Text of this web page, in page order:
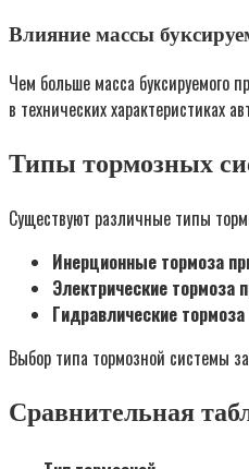
Влияние массы
Чем больше масса буксируемого
в технических характеристиках
Типы тормозных
Существуют различные типы
Инерционные тормоза
Электрические тормоза
Гидравлические
Выбор типа тормозной системы
Сравнительная